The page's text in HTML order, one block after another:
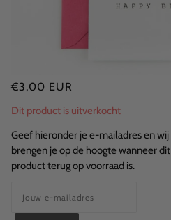
€3,00 EUR
Dit product is uitverkocht
Geef hieronder je e-mailadres en wij
brengen je op de hoogte wanneer dit
product terug op voorraad is.